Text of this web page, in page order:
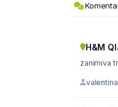
H&M
zanimiva